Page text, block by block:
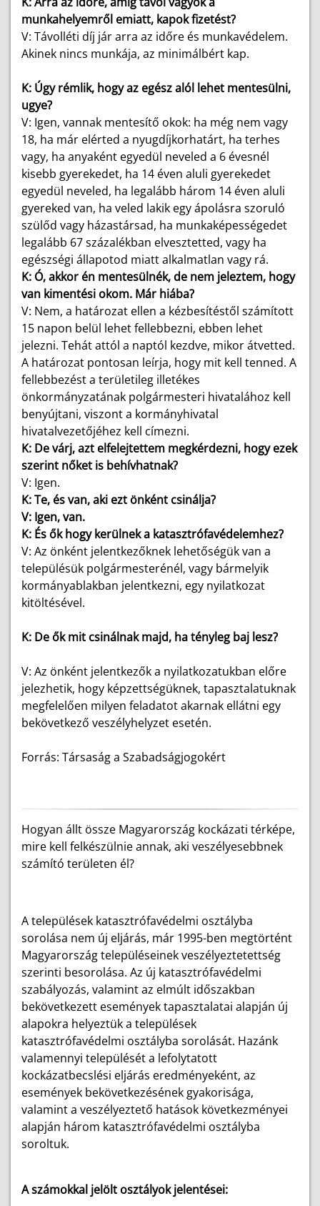
munkahelyemről emiatt, kapok fizetést?
V: Távolléti díj jár arra az időre és munkavédelem.
Akinek nincs munkája, az minimálbért kap.
K: Úgy rémlik, hogy az egész alól lehet mentesülni,
ugye?
V: Igen, vannak mentesítő okok: ha még nem vagy
18, ha már elérted a nyugdíjkorhatárt, ha terhes
vagy, ha anyaként egyedül neveled a 6 évesnél
kisebb gyerekedet, ha 14 éven aluli gyerekedet
egyedül neveled, ha legalább három 14 éven aluli
gyereked van, ha veled lakik egy ápolásra szoruló
szülőd vagy házastársad, ha munkaképességedet
legalább 67 százalékban elvesztetted, vagy ha
egészségi állapotod miatt alkalmatlan vagy rá.
K: Ó, akkor én mentesülnék, de nem jeleztem, hogy
van kimentési okom. Már hiába?
V: Nem, a határozat ellen a kézbesítéstől számított
15 napon belül lehet fellebbezni, ebben lehet
jelezni. Tehát attól a naptól kezdve, mikor átvetted.
A határozat pontosan leírja, hogy mit kell tenned. A
fellebbezést a területileg illetékes
önkormányzatának polgármesteri hivatalához kell
benyújtani, viszont a kormányhivatal
hivatalvezetőjéhez kell címezni.
K: De várj, azt elfelejtettem megkérdezni, hogy ezek
szerint nőket is behívhatnak?
V: Igen.
K: Te, és van, aki ezt önként csinálja?
V: Igen, van.
K: És ők hogy kerülnek a katasztrófavédelemhez?
V: Az önként jelentkezőknek lehetőségük van a
településük polgármesterénél, vagy bármelyik
kormányablakban jelentkezni, egy nyilatkozat
kitöltésével.
K: De ők mit csinálnak majd, ha tényleg baj lesz?
V: Az önként jelentkezők a nyilatkozatukban előre
jelezhetik, hogy képzettségüknek, tapasztalatuknak
megfelelően milyen feladatot akarnak ellátni egy
bekövetkező veszélyhelyzet esetén.
Forrás: Társaság a Szabadságjogokért
Hogyan állt össze Magyarország kockázati térképe,
mire kell felkészülnie annak, aki veszélyesebbnek
számító területen él?
A települések katasztrófavédelmi osztályba
sorolása nem új eljárás, már 1995-ben megtörtént
Magyarország településeinek veszélyeztetettség
szerinti besorolása. Az új katasztrófavédelmi
szabályozás, valamint az elmúlt időszakban
bekövetkezett események tapasztalatai alapján új
alapokra helyeztük a települések
katasztrófavédelmi osztályba sorolását. Hazánk
valamennyi települését a lefolytatott
kockázatbecslési eljárás eredményeként, az
események bekövetkezésének gyakorisága,
valamint a veszélyeztető hatások következményei
alapján három katasztrófavédelmi osztályba
soroltuk.
A számokkal jelölt osztályok jelentései: